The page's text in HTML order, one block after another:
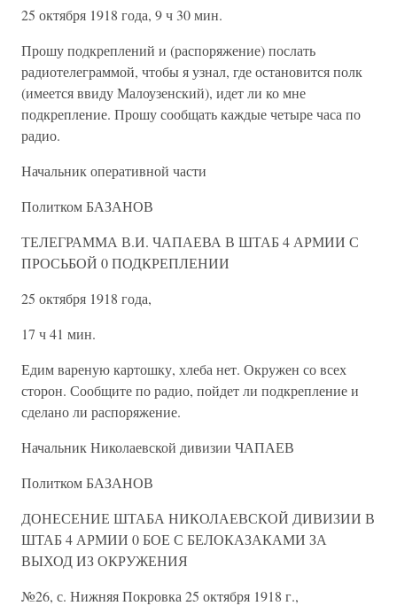
25 октября 1918 года, 9 ч 30 мин.
Прошу подкреплений и (распоряжение) послать
радиотелеграммой, чтобы я узнал, где остановится полк
(имеется ввиду Малоузенский), идет ли ко мне
подкрепление. Прошу сообщать каждые четыре часа по
радио.
Начальник оперативной части
Политком БАЗАНОВ
ТЕЛЕГРАММА В.И. ЧАПАЕВА В ШТАБ 4 АРМИИ С
ПРОСЬБОЙ 0 ПОДКРЕПЛЕНИИ
25 октября 1918 года,
17 ч 41 мин.
Едим вареную картошку, хлеба нет. Окружен со всех
сторон. Сообщите по радио, пойдет ли подкрепление и
сделано ли распоряжение.
Начальник Николаевской дивизии ЧАПАЕВ
Политком БАЗАНОВ
ДОНЕСЕНИЕ ШТАБА НИКОЛАЕВСКОЙ ДИВИЗИИ В
ШТАБ 4 АРМИИ 0 БОЕ С БЕЛОКАЗАКАМИ ЗА
ВЫХОД ИЗ ОКРУЖЕНИЯ
№26, с. Нижняя Покровка 25 октября 1918 г.,